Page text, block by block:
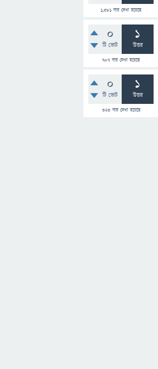
1,381 বার দেখা হয়েছে
0
টি ভোট
1
উত্তর
707 বার দেখা হয়েছে
0
টি ভোট
1
উত্তর
323বার দেখা হয়েছে